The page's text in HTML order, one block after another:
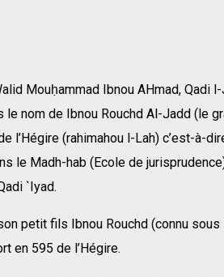
Mouḥammad Ibnou AHmad, Qadi
le nom de Ibnou Rouchd Al-Jadd (le
l’Hégire (rahimahou l-Lah) c’est-à-
le Madh-hab (Ecole de
`Iyad.
petit fils Ibnou Rouchd (connu sous
en 595 de l’Hégire.